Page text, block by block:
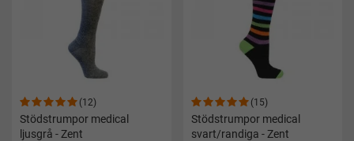
(12)
Stödstrumpor medical
ljusgrå - Zent
(15)
Stödstrumpor medical
svart/randiga - Zent